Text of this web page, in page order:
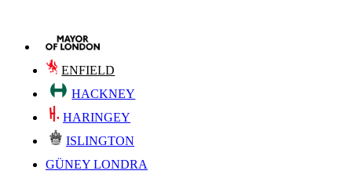
ENFIELD
HACKNEY
HARINGEY
ISLINGTON
GÜNEY LONDRA